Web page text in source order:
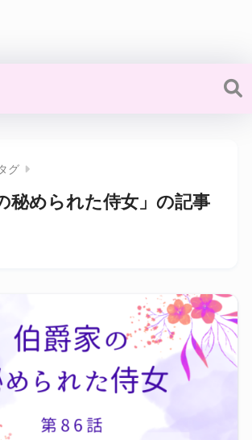
グ
秘められた侍女」の記事